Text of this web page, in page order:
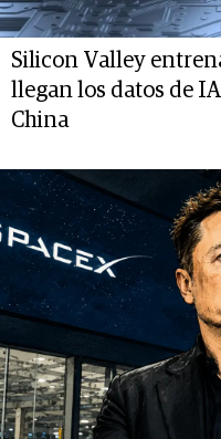
Silicon Valley
llegan los datos de
China